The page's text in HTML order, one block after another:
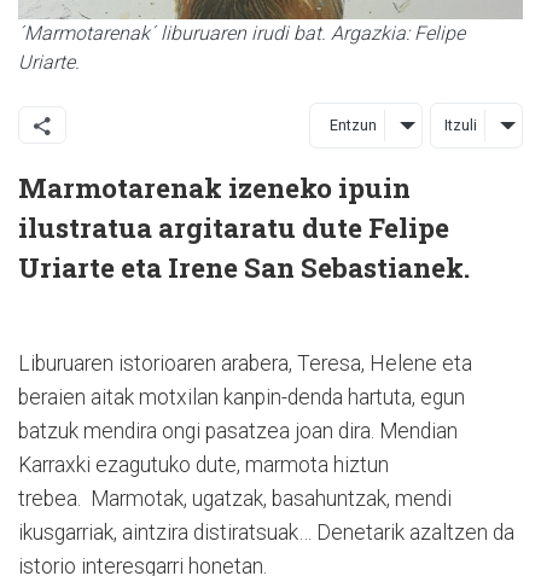
´Marmotarenak´ liburuaren irudi bat. Argazkia: Felipe
Uriarte.
Entzun Itzuli
Marmotarenak izeneko ipuin
ilustratua argitaratu dute Felipe
Uriarte eta Irene San Sebastianek.
Liburuaren istorioaren arabera, Teresa, Helene eta
beraien aitak motxilan kanpin-denda hartuta, egun
batzuk mendira ongi pasatzea joan dira. Mendian
Karraxki ezagutuko dute, marmota hiztun
trebea. Marmotak, ugatzak, basahuntzak, mendi
ikusgarriak, aintzira distiratsuak… Denetarik azaltzen da
istorio interesgarri honetan.